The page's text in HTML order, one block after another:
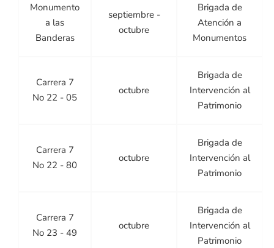
Monumento
a las
Banderas
septiembre -
octubre
Brigada de
Atención a
Monumentos
Carrera 7
No 22 - 05
octubre
Brigada de
Intervención al
Patrimonio
Carrera 7
No 22 - 80
octubre
Brigada de
Intervención al
Patrimonio
Carrera 7
No 23 - 49
octubre
Brigada de
Intervención al
Patrimonio